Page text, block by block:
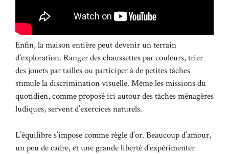
Enfin, la maison entière peut devenir un terrain
d’exploration. Ranger des chaussettes par couleurs, trier
des jouets par tailles ou participer à de petites tâches
stimule la discrimination visuelle. Même les missions du
quotidien, comme proposé ici autour destâches ménagères
ludiques, servent d’exercices naturels.
L’équilibre s’impose comme règle d’or. Beaucoup d’amour,
un peu de cadre, et une grande liberté d’expérimenter